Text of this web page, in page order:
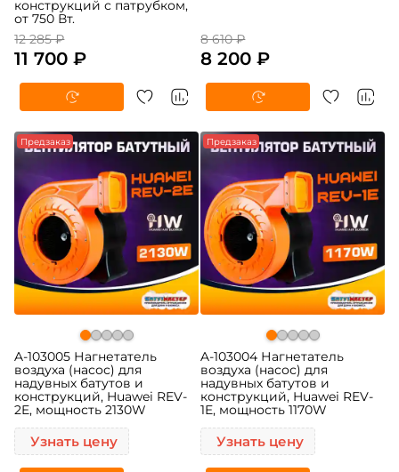
конструкций с патрубком,
от 750 Вт.
12 285 ₽
11 700 ₽
8 610 ₽
8 200 ₽
Предзаказ
A-103005 Нагнетатель
воздуха (насос) для
надувных батутов и
конструкций, Huawei REV-
2E, мощность 2130W
Узнать цену
Предзаказ
A-103004 Нагнетатель
воздуха (насос) для
надувных батутов и
конструкций, Huawei REV-
1E, мощность 1170W
Узнать цену